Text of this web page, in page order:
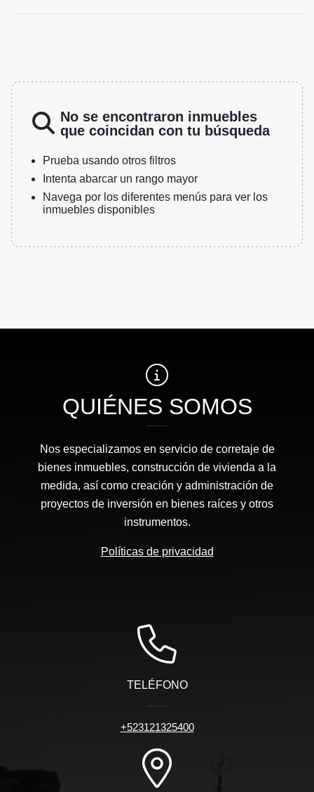
No se encontraron inmuebles
que coincidan con tu búsqueda
Prueba usando otros filtros
Intenta abarcar un rango mayor
Navega por los diferentes menús para ver los
inmuebles disponibles
QUIÉNES SOMOS
Nos especializamos en servicio de corretaje de
bienes inmuebles, construcción de vivienda a la
medida, así como creación y administración de
proyectos de inversión en bienes raíces y otros
instrumentos.
Políticas de privacidad
TELÉFONO
+523121325400